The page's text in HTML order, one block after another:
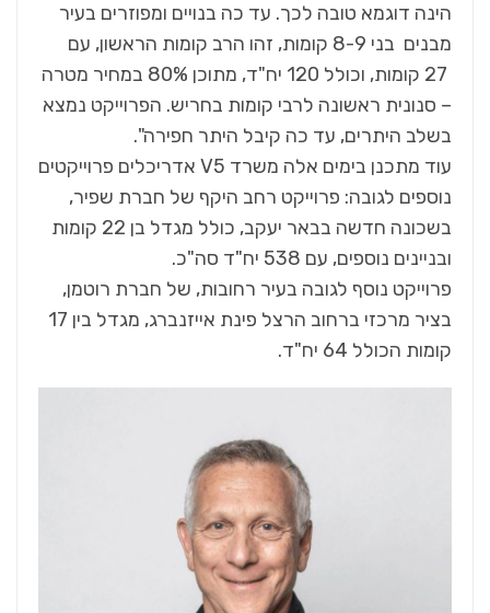
הינה דוגמא טובה לכך. עד כה בנויים ומפוזרים בעיר
מבנים בני 8-9 קומות, זהו הרב קומות הראשון, עם
27 קומות, וכולל 120 יח"ד, מתוכן 80% במחיר מטרה
– סנונית ראשונה לרבי קומות בחריש. הפרוייקט נמצא
בשלב היתרים, עד כה קיבל היתר חפירה".
עוד מתכנן בימים אלה משרד V5 אדריכלים פרוייקטים
נוספים לגובה: פרוייקט רחב היקף של חברת שפיר,
בשכונה חדשה בבאר יעקב, כולל מגדל בן 22 קומות
ובניינים נוספים, עם 538 יח"ד סה"כ.
פרוייקט נוסף לגובה בעיר רחובות, של חברת רוטמן,
בציר מרכזי ברחוב הרצל פינת אייזנברג, מגדל בין 17
קומות הכולל 64 יח"ד.